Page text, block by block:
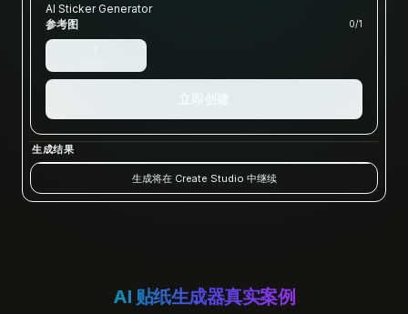
AI Sticker Generator
参考图
0/1
生成结果
生成将在 Create Studio 中继续
AI 贴纸生成器真实案例